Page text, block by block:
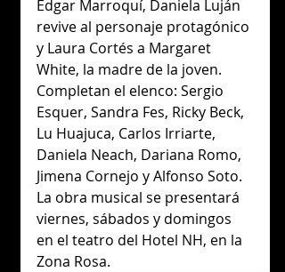
Édgar Marroquí, Daniela Luján
revive al personaje protagónico
y Laura Cortés a Margaret
White, la madre de la joven.
Completan el elenco: Sergio
Esquer, Sandra Fes, Ricky Beck,
Lu Huajuca, Carlos Irriarte,
Daniela Neach, Dariana Romo,
Jimena Cornejo y Alfonso Soto.
La obra musical se presentará
viernes, sábados y domingos
en el teatro del Hotel NH, en la
Zona Rosa.